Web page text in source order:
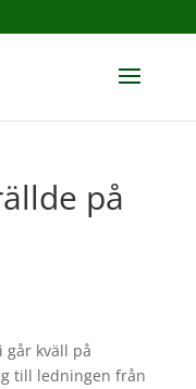
på
går kväll på
till ledningen från